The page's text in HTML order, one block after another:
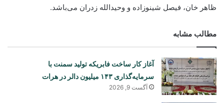
ظاهر خان، فیصل شینوزاده و وحیدالله زدران می‌باشد.
مطالب مشابه
آغاز کار ساخت فابریکه تولید سمنت با
سرمایه‌گذاری ۱۴۳ میلیون دالر در هرات
آگست 9, 2026